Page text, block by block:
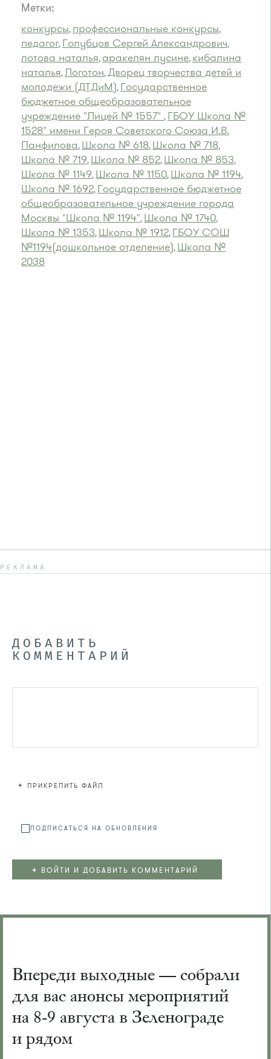
Метки:
конкурсы, профессиональные конкурсы,
педагог, Голубцов Сергей Александрович,
лотова наталья,аракелян лусине, кибалина
наталья,Логотон,Дворец творчества детей и
молодежи (ДТДиМ), Государственное
бюджетное общеобразовательное
учреждение "Лицей № 1557" , ГБОУ Школа №
1528" имени Героя Советского Союза И.В.
Панфилова, Школа № 618, Школа № 718,
Школа № 719, Школа № 852, Школа № 853,
Школа № 1149, Школа № 1150, Школа № 1194,
Школа № 1692, Государственное бюджетное
общеобразовательное учреждение города
Москвы "Школа № 1194", Школа № 1740,
Школа № 1353, Школа № 1912, ГБОУ СОШ
№1194(дошкольное отделение), Школа №
2038
РЕКЛАМА
ДОБАВИТЬ
КОММЕНТАРИЙ
+ ПРИКРЕПИТЬ ФАЙЛ
ПОДПИСАТЬСЯ НА ОБНОВЛЕНИЯ
+ ВОЙТИ И ДОБАВИТЬ КОММЕНТАРИЙ
Впереди выходные — собрали
для вас анонсы мероприятий
на 8-9 августа в Зеленограде
и рядом